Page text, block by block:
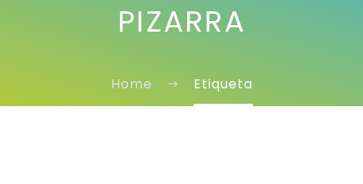
PIZARRA
Home Etiqueta